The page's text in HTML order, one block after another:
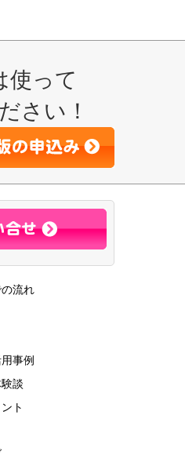
使って
さい！
流れ
事例
談
ト